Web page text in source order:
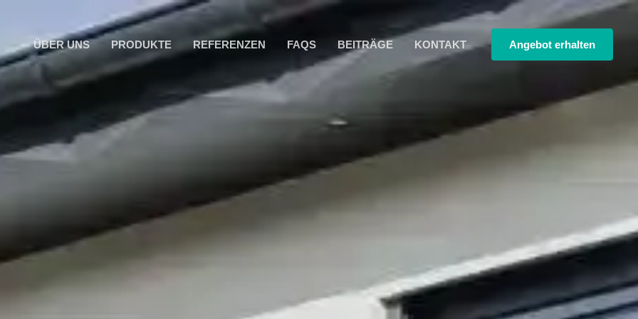
ÜBER UNS PRODUKTE REFERENZEN FAQS BEITRÄGE KONTAKT Angebot erhalten